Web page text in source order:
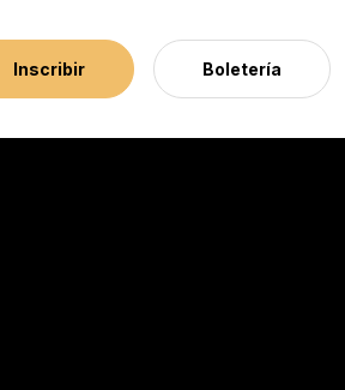
Inscribir Boletería